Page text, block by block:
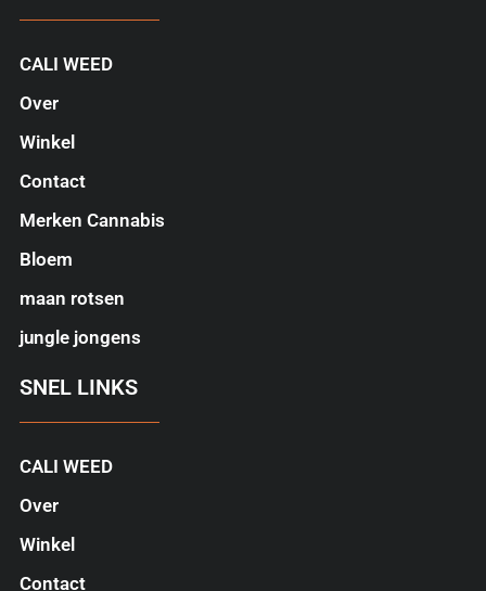
CALI WEED
Over
Winkel
Contact
Merken Cannabis
Bloem
maan rotsen
jungle jongens
SNEL LINKS
CALI WEED
Over
Winkel
Contact